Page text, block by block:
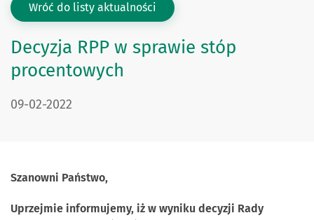
Wróć do listy aktualności
Decyzja RPP w sprawie stóp
procentowych
DATA PUBLIKACJI:
09-02-2022
Szanowni Państwo,
Uprzejmie informujemy, iż w wyniku decyzji Rady